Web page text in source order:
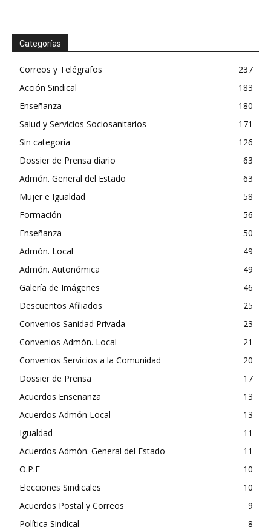
Categorías
Correos y Telégrafos
237
Acción Sindical
183
Enseñanza
180
Salud y Servicios Sociosanitarios
171
Sin categoría
126
Dossier de Prensa diario
63
Admón. General del Estado
63
Mujer e Igualdad
58
Formación
56
Enseñanza
50
Admón. Local
49
Admón. Autonómica
49
Galería de Imágenes
46
Descuentos Afiliados
25
Convenios Sanidad Privada
23
Convenios Admón. Local
21
Convenios Servicios a la Comunidad
20
Dossier de Prensa
17
Acuerdos Enseñanza
13
Acuerdos Admón Local
13
Igualdad
11
Acuerdos Admón. General del Estado
11
O.P.E
10
Elecciones Sindicales
10
Acuerdos Postal y Correos
9
Política Sindical
8